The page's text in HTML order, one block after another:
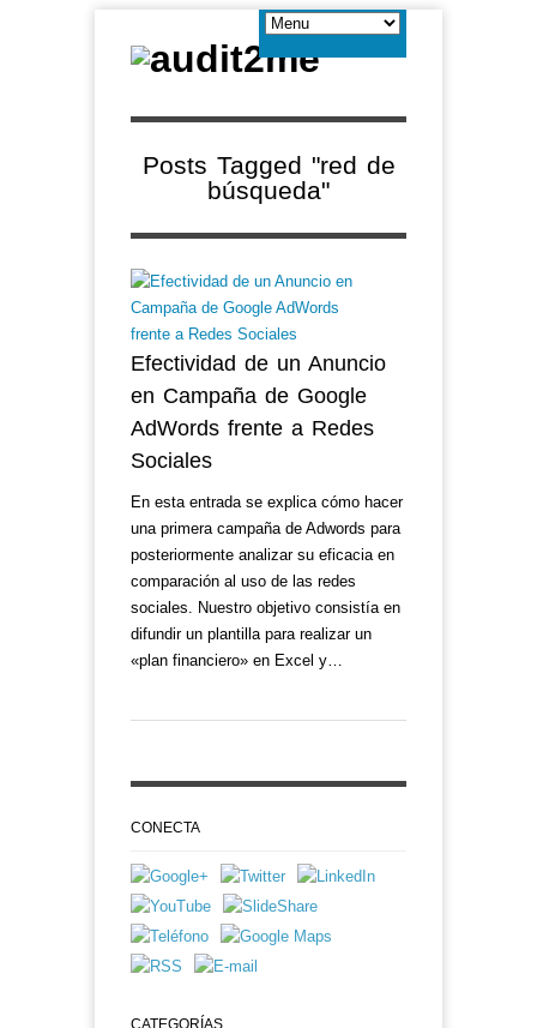
Posts Tagged "red de
búsqueda"
Efectividad de un Anuncio
en Campaña de Google
AdWords frente a Redes
Sociales
En esta entrada se explica cómo hacer
una primera campaña de Adwords para
posteriormente analizar su eficacia en
comparación al uso de las redes
sociales. Nuestro objetivo consistía en
difundir un plantilla para realizar un
«plan financiero» en Excel y…
CONECTA
CATEGORÍAS